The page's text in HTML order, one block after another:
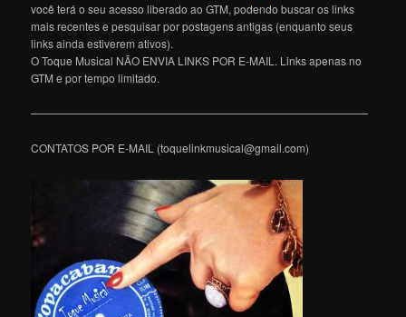
você terá o seu acesso liberado ao GTM, podendo buscar os links
mais recentes e pesquisar por postagens antigas (enquanto seus
links ainda estiverem ativos).
O Toque Musical NÃO ENVIA LINKS POR E-MAIL. Links apenas no
GTM e por tempo limitado.
———————————————————————————————
CONTATOS POR E-MAIL (toquelinkmusical@gmail.com)